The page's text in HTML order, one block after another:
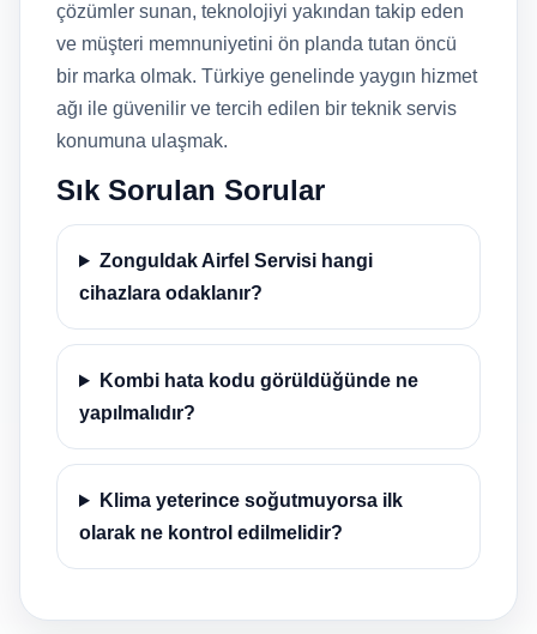
çözümler sunan, teknolojiyi yakından takip eden
ve müşteri memnuniyetini ön planda tutan öncü
bir marka olmak. Türkiye genelinde yaygın hizmet
ağı ile güvenilir ve tercih edilen bir teknik servis
konumuna ulaşmak.
Sık Sorulan Sorular
Zonguldak Airfel Servisi hangi
cihazlara odaklanır?
Kombi hata kodu görüldüğünde ne
yapılmalıdır?
Klima yeterince soğutmuyorsa ilk
olarak ne kontrol edilmelidir?